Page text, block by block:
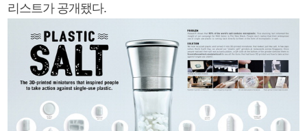
리스트가 공개됐다.